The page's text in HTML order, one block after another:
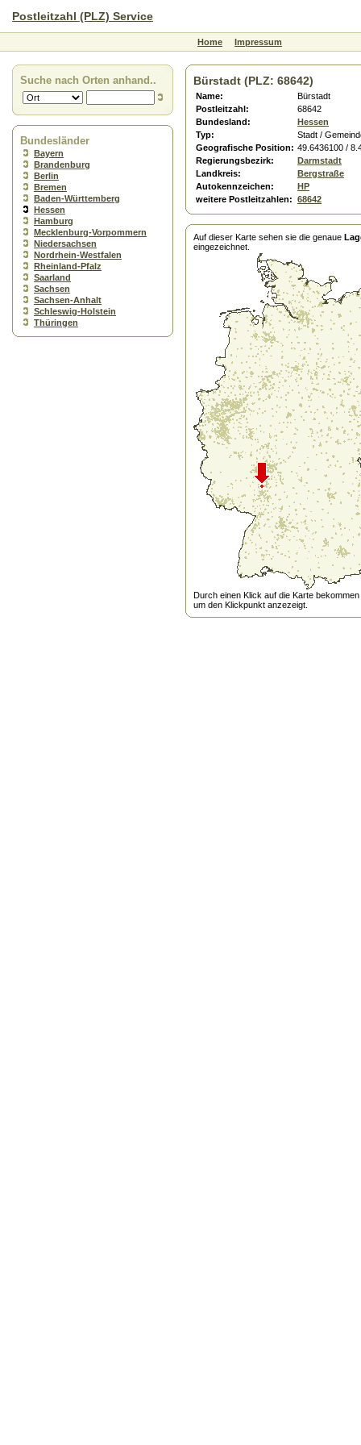
Postleitzahl (PLZ) Service
Home Impressum
Suche nach Orten anhand..
Bundesländer
Bayern
Brandenburg
Berlin
Bremen
Baden-Württemberg
Hessen
Hamburg
Mecklenburg-Vorpommern
Niedersachsen
Nordrhein-Westfalen
Rheinland-Pfalz
Saarland
Sachsen
Sachsen-Anhalt
Schleswig-Holstein
Thüringen
Bürstadt (PLZ: 68642)
Name:
Bürstadt
Postleitzahl:
68642
Bundesland:
Hessen
Typ:
Stadt /
Geografische Position: 49.6436100 /
Regierungsbezirk:
Darmstadt
Landkreis:
Bergstraße
Autokennzeichen:
HP
weitere Postleitzahlen: 68642
Auf dieser Karte sehen sie die genaue
eingezeichnet.
Durch einen Klick auf die Karte
um den Klickpunkt anzezeigt.